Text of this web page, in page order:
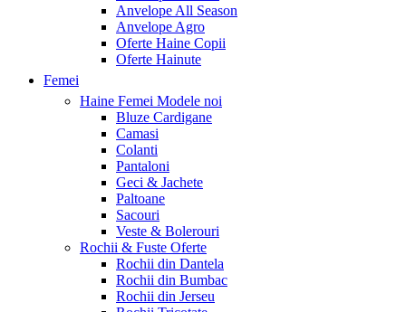
Anvelope All Season
Anvelope Agro
Oferte Haine Copii
Oferte Hainute
Femei
Haine Femei Modele noi
Bluze Cardigane
Camasi
Colanti
Pantaloni
Geci & Jachete
Paltoane
Sacouri
Veste & Bolerouri
Rochii & Fuste Oferte
Rochii din Dantela
Rochii din Bumbac
Rochii din Jerseu